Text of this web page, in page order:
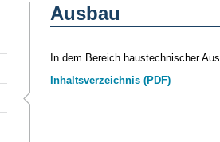
Ausbau
In dem Bereich haustechnischer
Inhaltsverzeichnis (PDF)